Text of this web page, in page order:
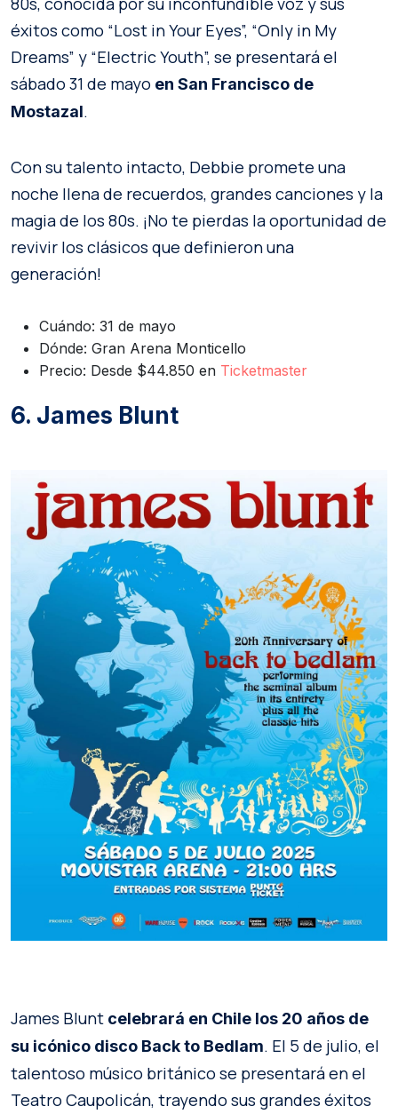
éxitos como “Lost in Your Eyes”, “Only in My
Dreams” y “Electric Youth”, se presentará el
sábado 31 de mayo en San Francisco de
Mostazal.
Con su talento intacto, Debbie promete una
noche llena de recuerdos, grandes canciones y la
magia de los 80s. ¡No te pierdas la oportunidad de
revivir los clásicos que definieron una
generación!
Cuándo: 31 de mayo
Dónde: Gran Arena Monticello
Precio: Desde $44.850 en Ticketmaster
6. James Blunt
James Blunt celebrará en Chile los 20 años de
su icónico disco Back to Bedlam. El 5 de julio, el
talentoso músico británico se presentará en el
Teatro Caupolicán, trayendo sus grandes éxitos